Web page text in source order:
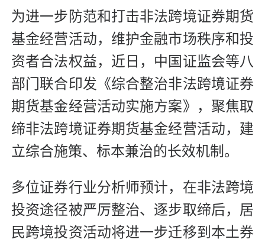
为进一步防范和打击非法跨境证券期货
基金经营活动，维护金融市场秩序和投
资者合法权益，近日，中国证监会等八
部门联合印发《综合整治非法跨境证券
期货基金经营活动实施方案》，聚焦取
缔非法跨境证券期货基金经营活动，建
立综合施策、标本兼治的长效机制。
多位证券行业分析师预计，在非法跨境
投资途径被严厉整治、逐步取缔后，居
民跨境投资活动将进一步迁移到本土券